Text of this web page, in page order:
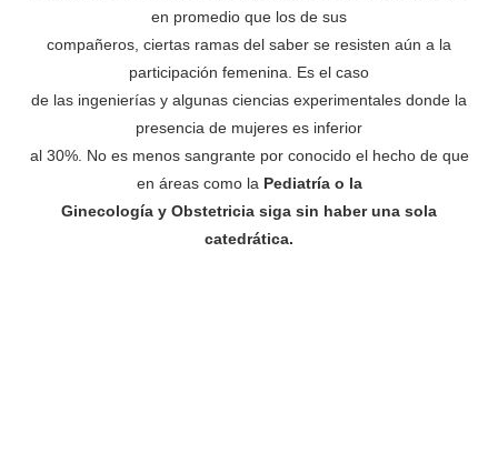
en promedio que los de sus
compañeros, ciertas ramas del saber se resisten aún a la
participación femenina. Es el caso
de las ingenierías y algunas ciencias experimentales donde la
presencia de mujeres es inferior
al 30%. No es menos sangrante por conocido el hecho de que
en áreas como laPediatría o la
Ginecología y Obstetricia siga sin haber una sola
catedrática.